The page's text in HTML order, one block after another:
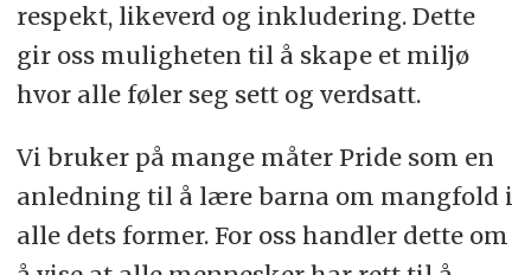
respekt, likeverd og inkludering. Dette
gir oss muligheten til å skape et miljø
hvor alle føler seg sett og verdsatt.
Vi bruker på mange måter Pride som en
anledning til å lære barna om mangfold i
alle dets former. For oss handler dette om